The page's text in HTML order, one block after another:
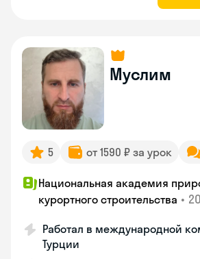
Муслим
5 от 1590 ₽ за урок
Национальная академия
курортного строительства •
Работал в международной
Турции